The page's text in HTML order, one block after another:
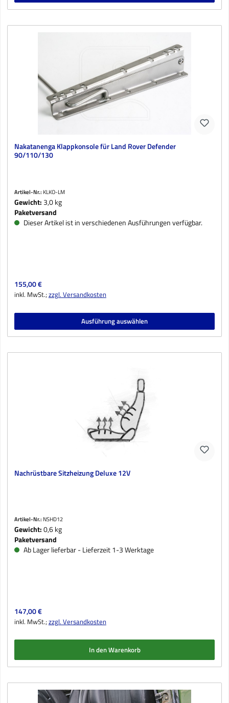
Nakatanenga Klappkonsole für Land Rover Defender
90/110/130
Artikel-Nr.: KLKO-LM
Gewicht: 3,0 kg
Paketversand
Dieser Artikel ist in verschiedenen Ausführungen verfügbar.
Regulärer Preis:
155,00 €
inkl. MwSt.;zzgl. Versandkosten
Ausführung auswählen
Nachrüstbare Sitzheizung Deluxe 12V
Artikel-Nr.: NSHD12
Gewicht:0,6 kg
Paketversand
Ab Lager lieferbar - Lieferzeit 1-3 Werktage
Regulärer Preis:
147,00 €
inkl. MwSt.;zzgl. Versandkosten
In den Warenkorb